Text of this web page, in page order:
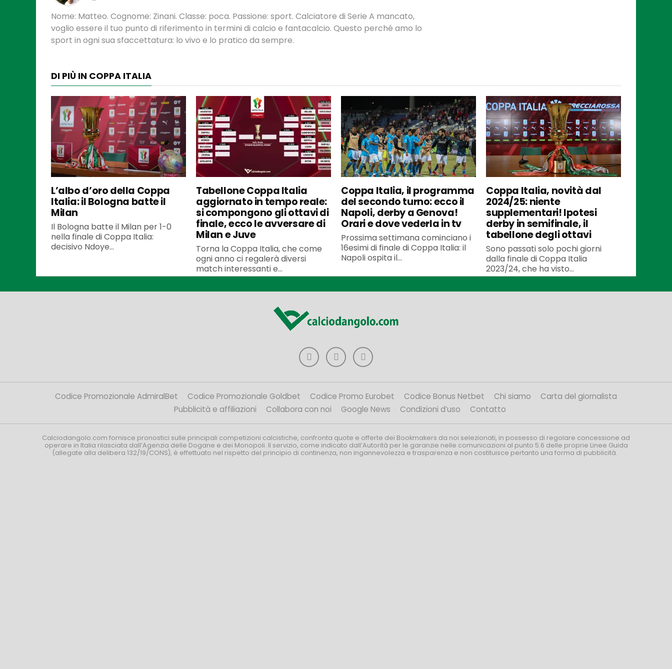
Nome: Matteo. Cognome: Zinani. Classe: poca. Passione: sport. Calciatore di Serie A mancato,
voglio essere il tuo punto di riferimento in termini di calcio e fantacalcio. Questo perché amo lo
sport in ogni sua sfaccettatura: lo vivo e lo pratico da sempre.
DI PIÙ IN COPPA ITALIA
L’albo d’oro della Coppa
Italia: il Bologna batte il
Milan
Il Bologna batte il Milan per 1-0
nella finale di Coppa Italia:
decisivo Ndoye...
Tabellone Coppa Italia
aggiornato in tempo reale:
si compongono gli ottavi di
finale, ecco le avversare di
Milan e Juve
Torna la Coppa Italia, che come
ogni anno ci regalerà diversi
match interessanti e...
Coppa Italia, il programma
del secondo turno: ecco il
Napoli, derby a Genova!
Orari e dove vederla in tv
Prossima settimana cominciano i
16esimi di finale di Coppa Italia: il
Napoli ospita il...
Coppa Italia, novità dal
2024/25: niente
supplementari! Ipotesi
derby in semifinale, il
tabellone degli ottavi
Sono passati solo pochi giorni
dalla finale di Coppa Italia
2023/24, che ha visto...
Codice Promozionale AdmiralBet Codice Promozionale Goldbet Codice Promo Eurobet Codice Bonus Netbet Chi siamo
Carta del giornalista
Pubblicità e affiliazioni
Collabora con noi Google News Condizioni d’uso Contatto
Calciodangolo.com fornisce pronostici sulle principali competizioni calcistiche, confronta quote e offerte dei Bookmakers da noi selezionati, in possesso di regolare concessione ad
operare in Italia rilasciata dall’Agenzia delle Dogane e dei Monopoli. Il servizio, come indicato dall’Autorità per le garanzie nelle comunicazioni al punto 5.6 delle proprie Linee Guida
(allegate alla delibera 132/19/CONS), è effettuato nel rispetto del principio di continenza, non ingannevolezza e trasparenza e non costituisce pertanto una forma di pubblicità.